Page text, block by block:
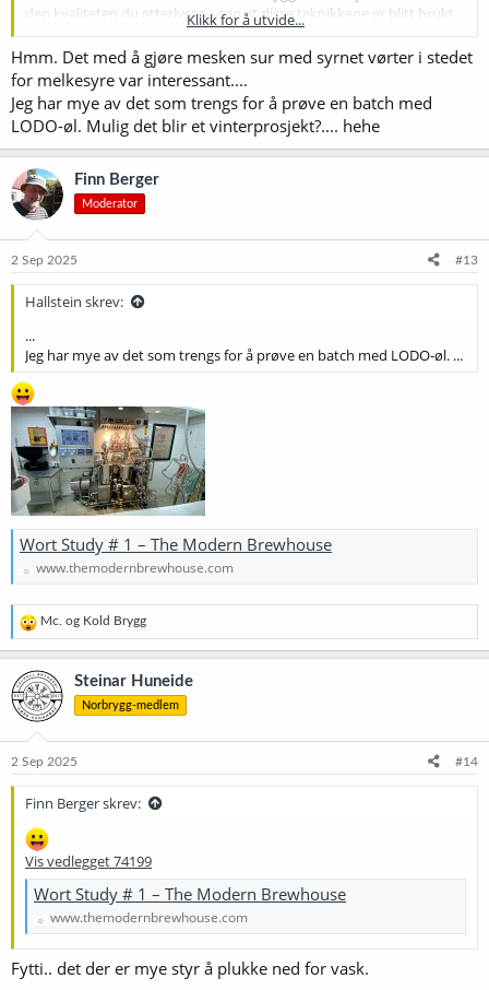
den kvaliteten du etterlyser, uten at disse teknikkene er blitt brukt.
Men det er likevel interessant.
Klikk for å utvide...
Hmm. Det med å gjøre mesken sur med syrnet vørter i stedet
for melkesyre var interessant....
Jeg har mye av det som trengs for å prøve en batch med
LODO-øl. Mulig det blir et vinterprosjekt?.... hehe
Finn Berger
Moderator
2 Sep 2025 #13
Hallstein skrev:
...
Jeg har mye av det som trengs for å prøve en batch med LODO-øl. ...
Wort Study # 1 – The Modern Brewhouse
www.themodernbrewhouse.com
R
e
a
k
s
j
o
e
Mc. og Kold Brygg
Steinar Huneide
Norbrygg-medlem
2 Sep 2025 #14
Finn Berger skrev:
Vis vedlegget 74199
Wort Study # 1 – The Modern Brewhouse
www.themodernbrewhouse.com
Fytti.. det der er mye styr å plukke ned for vask.